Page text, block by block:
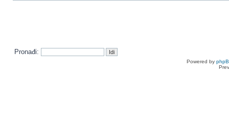
Pronađi:
Powered by